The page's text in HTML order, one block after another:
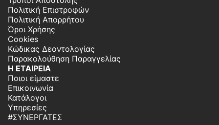
Πολιτική Επιστροφών
Πολιτική Απορρήτου
Όροι Χρήσης
Cookies
Κώδικας Δεοντολογίας
Παρακολούθηση Παραγγελίας
Η ΕΤΑΙΡΕΙΑ
Ποιοι είμαστε
Επικοινωνία
Κατάλογοι
Υπηρεσίες
#ΣΥΝΕΡΓΆΤΕΣ